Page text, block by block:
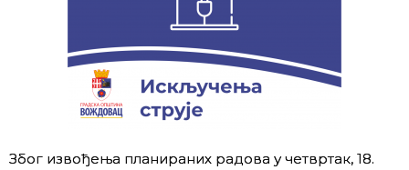
Због извођења планираних радова у четвртак, 18.